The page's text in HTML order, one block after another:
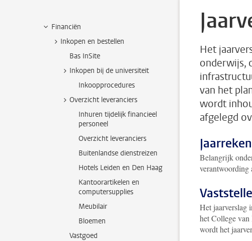
Financiën
Inkopen en bestellen
Bas InSite
Inkopen bij de universiteit
Inkoopprocedures
Overzicht leveranciers
Inhuren tijdelijk financieel
personeel
Overzicht leveranciers
Buitenlandse dienstreizen
Hotels Leiden en Den Haag
Kantoorartikelen en
computersupplies
Meubilair
Bloemen
Vastgoed
Het
onderwijs,
van het
wordt
afgelegd
Belangrijk
verantwoording
Het jaarverslag
het College
wordt het